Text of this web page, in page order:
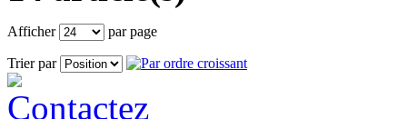
Afficher par page
Trier par